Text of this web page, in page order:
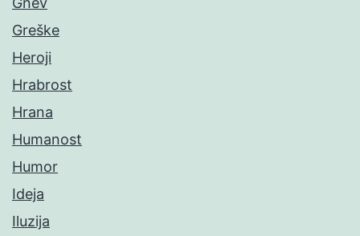
Greške
Heroji
Hrabrost
Hrana
Humanost
Humor
Ideja
Iluzija